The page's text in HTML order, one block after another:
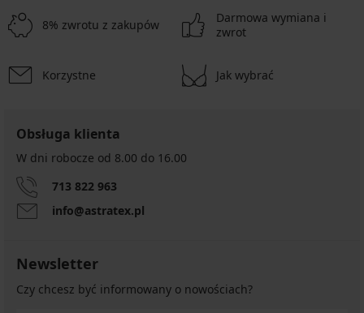
8% zwrotu z zakupów
Darmowa wymiana i
zwrot
Korzystne Jak wybrać
Obsługa klienta
W dni robocze od 8.00 do 16.00
713 822 963
info@astratex.pl
Newsletter
Czy chcesz być informowany o nowościach?